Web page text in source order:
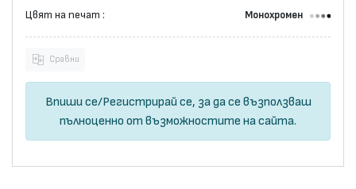
Цвят на печат : Монохромен
Сравни
Впиши се/Регистрирай се, за да се възползваш
пълноценно от възможностите на сайта.